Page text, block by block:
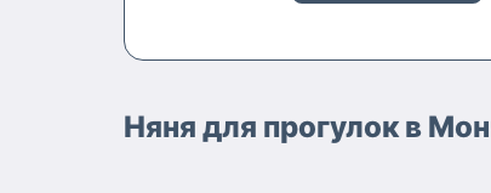
Няня для прогулок в